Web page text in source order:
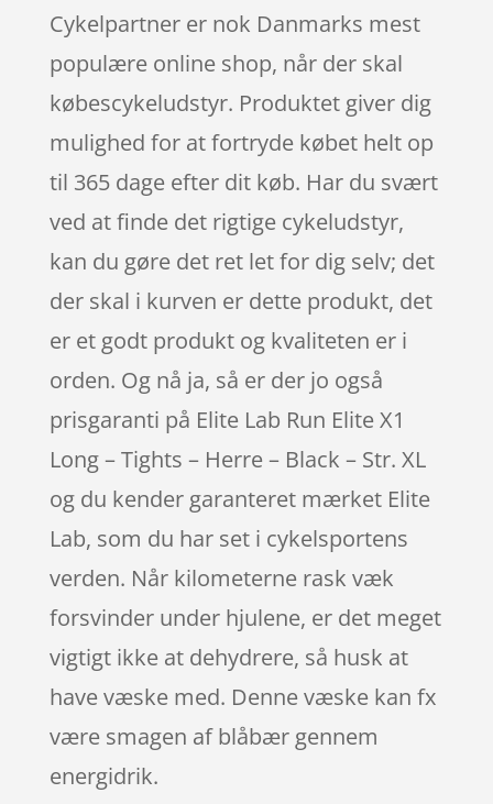
Cykelpartner er nok Danmarks mest
populære online shop, når der skal
købescykeludstyr. Produktet giver dig
mulighed for at fortryde købet helt op
til 365 dage efter dit køb. Har du svært
ved at finde det rigtige cykeludstyr,
kan du gøre det ret let for dig selv; det
der skal i kurven er dette produkt, det
er et godt produkt og kvaliteten er i
orden. Og nå ja, så er der jo også
prisgaranti på Elite Lab Run Elite X1
Long – Tights – Herre – Black – Str. XL
og du kender garanteret mærket Elite
Lab, som du har set i cykelsportens
verden. Når kilometerne rask væk
forsvinder under hjulene, er det meget
vigtigt ikke at dehydrere, så husk at
have væske med. Denne væske kan fx
være smagen af blåbær gennem
energidrik.